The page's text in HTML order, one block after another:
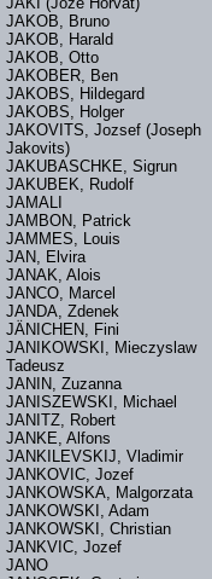
JAKOB, Bruno
JAKOB, Harald
JAKOB, Otto
JAKOBER, Ben
JAKOBS, Hildegard
JAKOBS, Holger
JAKOVITS, Jozsef (Joseph
Jakovits)
JAKUBASCHKE, Sigrun
JAKUBEK, Rudolf
JAMALI
JAMBON, Patrick
JAMMES, Louis
JAN, Elvira
JANAK, Alois
JANCO, Marcel
JANDA, Zdenek
JÄNICHEN, Fini
JANIKOWSKI, Mieczyslaw
Tadeusz
JANIN, Zuzanna
JANISZEWSKI, Michael
JANITZ, Robert
JANKE, Alfons
JANKILEVSKIJ, Vladimir
JANKOVIC, Jozef
JANKOWSKA,
JANKOWSKI, Adam
JANKOWSKI, Christian
JANKVIC, Jozef
JANO